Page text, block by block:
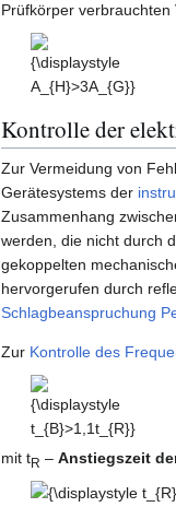
Prüfkörper verbrauchten
{\displaystyle
A_{H}>3A_{G}}
Kontrolle der
Zur Vermeidung von
Gerätesystems der
Zusammenhang
werden, die nicht durch
gekoppelten
hervorgerufen durch
Schlagbeanspruchung
Zur Kontrolle des
{\displaystyle
t_{B}>1,1t_{R}}
mit tR ‒ Anstiegszeit
{\displaystyle